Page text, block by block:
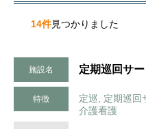
14件見つかりました
施設名 定期巡回サ
特徴
定巡, 定期巡回
介護看護